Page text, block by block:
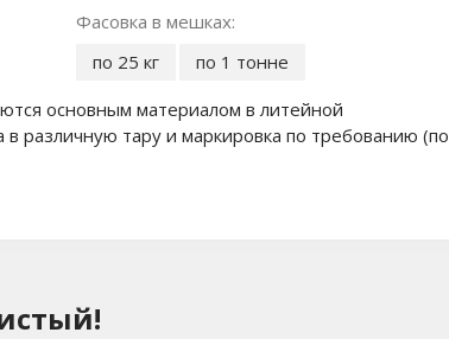
Фасовка в мешках:
по 25 кг
по 1 тонне
основным материалом в литейной
различную тару и маркировка по требованию (по